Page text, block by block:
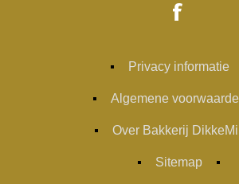
Privacy informatie
Algemene
Over Bakkerij
Sitemap